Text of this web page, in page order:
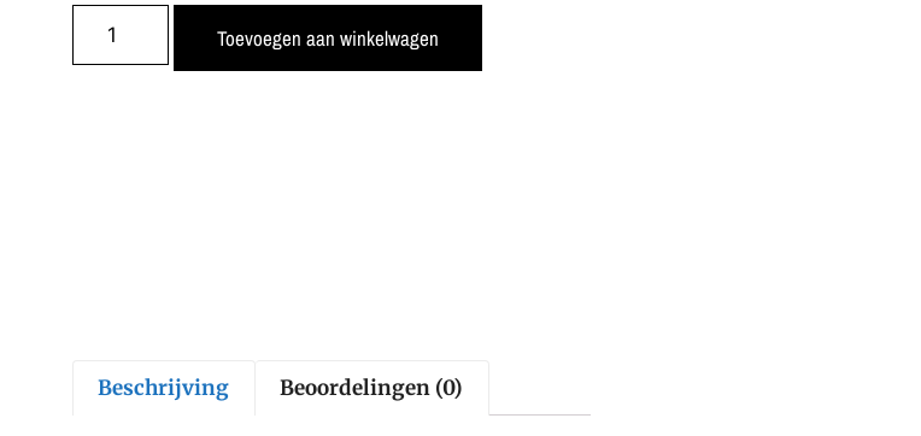
Toevoegen aan winkelwagen
Beschrijving Beoordelingen (0)